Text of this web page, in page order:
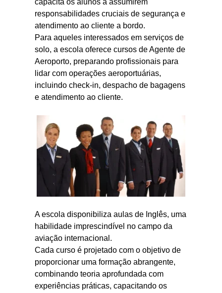
capacita os alunos a assumirem
responsabilidades cruciais de segurança e
atendimento ao cliente a bordo.
Para aqueles interessados em serviços de
solo, a escola oferece cursos de Agente de
Aeroporto, preparando profissionais para
lidar com operações aeroportuárias,
incluindo check-in, despacho de bagagens
e atendimento ao cliente.
A escola disponibiliza aulas de Inglês, uma
habilidade imprescindível no campo da
aviação internacional.
Cada curso é projetado com o objetivo de
proporcionar uma formação abrangente,
combinando teoria aprofundada com
experiências práticas, capacitando os